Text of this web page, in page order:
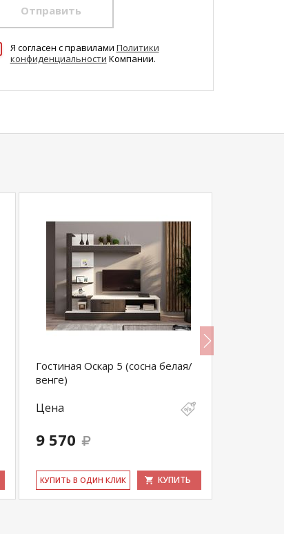
Отправить
Я согласен c правилами Политики
конфиденциальности Компании.
Гостиная Оскар 5 (сосна белая/
венге)
Цена
9 570
КУ­ПИТЬ В ОДИН КЛИК КУПИТЬ